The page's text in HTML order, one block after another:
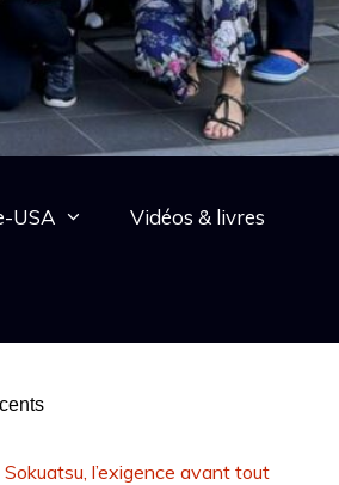
USA Vidéos & livres
l’exigence avant tout